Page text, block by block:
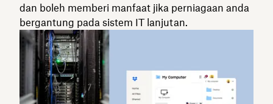
dan boleh memberi manfaat jika perniagaan anda
bergantung pada sistem IT lanjutan.